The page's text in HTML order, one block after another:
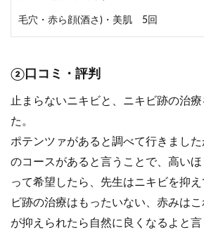
毛穴・赤ら顔(酒さ)・美肌 5回
②口コミ・評判
止まらないニキビと、ニキビ跡の治
た。
ポテンツァがあると調べて行きまし
のコースがあると言うことで、高い
って希望したら、先生はニキビを抑
ビ跡の治療はもったいない、赤みは
が抑えられたら自然に良くなるよと